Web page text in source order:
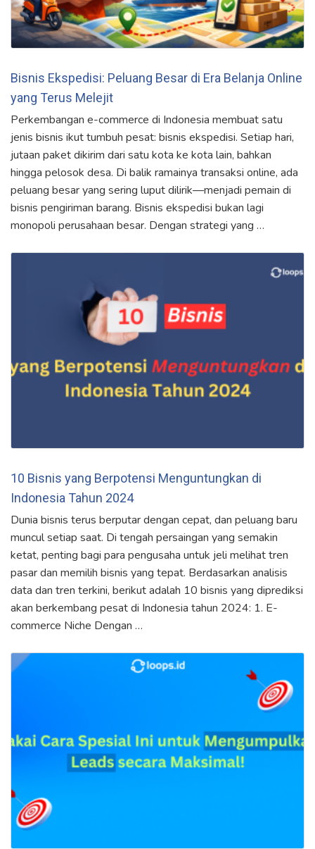
Bisnis Ekspedisi: Peluang Besar di Era Belanja Online
yang Terus Melejit
Perkembangan e-commerce di Indonesia membuat satu
jenis bisnis ikut tumbuh pesat: bisnis ekspedisi. Setiap hari,
jutaan paket dikirim dari satu kota ke kota lain, bahkan
hingga pelosok desa. Di balik ramainya transaksi online, ada
peluang besar yang sering luput dilirik—menjadi pemain di
bisnis pengiriman barang. Bisnis ekspedisi bukan lagi
monopoli perusahaan besar. Dengan strategi yang …
10 Bisnis yang Berpotensi Menguntungkan di
Indonesia Tahun 2024
Dunia bisnis terus berputar dengan cepat, dan peluang baru
muncul setiap saat. Di tengah persaingan yang semakin
ketat, penting bagi para pengusaha untuk jeli melihat tren
pasar dan memilih bisnis yang tepat. Berdasarkan analisis
data dan tren terkini, berikut adalah 10 bisnis yang diprediksi
akan berkembang pesat di Indonesia tahun 2024: 1. E-
commerce Niche Dengan …